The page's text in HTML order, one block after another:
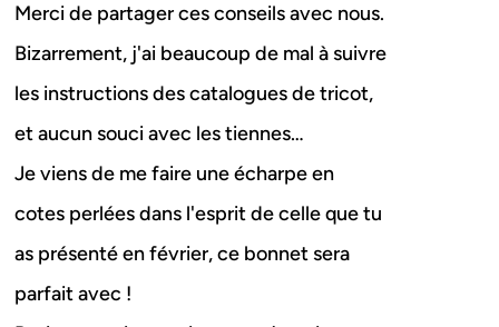
Merci de partager ces conseils avec nous.
Bizarrement, j'ai beaucoup de mal à suivre
les instructions des catalogues de tricot,
et aucun souci avec les tiennes…
Je viens de me faire une écharpe en
cotes perlées dans l'esprit de celle que tu
as présenté en février, ce bonnet sera
parfait avec !